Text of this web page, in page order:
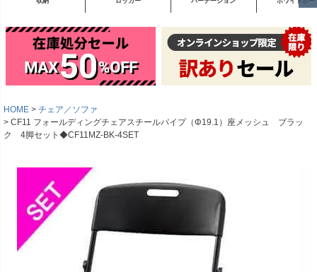
HOME
チェア／ソファ
CF11 フォールディングチェアスチールパイプ（Φ19.1）座メッシュ ブラッ
ク 4脚セット◆CF11MZ-BK-4SET